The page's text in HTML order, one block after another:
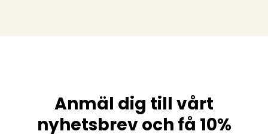
Anmäl dig till vårt
nyhetsbrev och få 10%